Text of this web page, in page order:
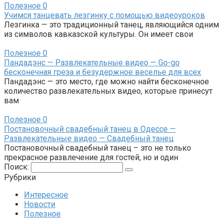
Полезное 0
Учимся танцевать лезгинку с помощью видеоуроков
Лезгинка — это традиционный танец, являющийся одним
из символов кавказской культуры. Он имеет свои
Полезное 0
Пандадэнс — Развлекательные видео — Go-go
бесконечная греза и безудержное веселье для всех
Пандадэнс — это место, где можно найти бесконечное
количество развлекательных видео, которые принесут
вам
Полезное 0
Постановочный свадебный танец в Одессе —
Развлекательные видео — Свадебный танец
Постановочный свадебный танец – это не только
прекрасное развлечение для гостей, но и один
Поиск:
Рубрики
Интересное
Новости
Полезное